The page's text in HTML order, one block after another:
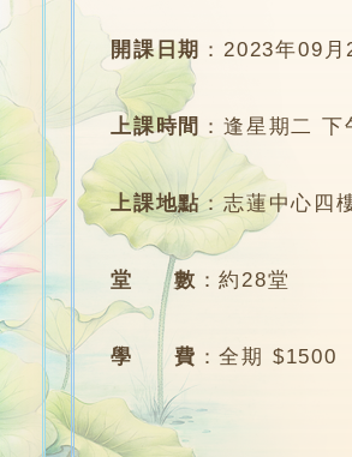
開課日期 ：2023年09月
上課時間 ：逢星期二
上課地點：志蓮中心四
堂 數 ：約28堂
學 費 ：全期 $1500